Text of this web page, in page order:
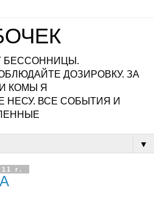
БЕССОННИЦЫ.
ДОЗИРОВКУ. ЗА
КОМЫ Я
НЕСУ. ВСЕ СОБЫТИЯ И
▼
г.